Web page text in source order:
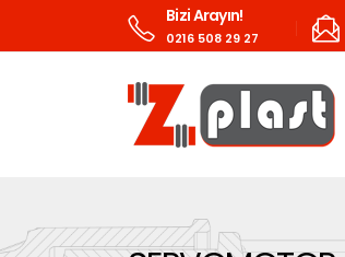
Bizi Arayın!
0216 508 29 27